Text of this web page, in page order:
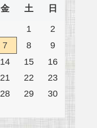
金 土 日
1
2
7 8
9
14 15
16
21 22
23
28 29
30